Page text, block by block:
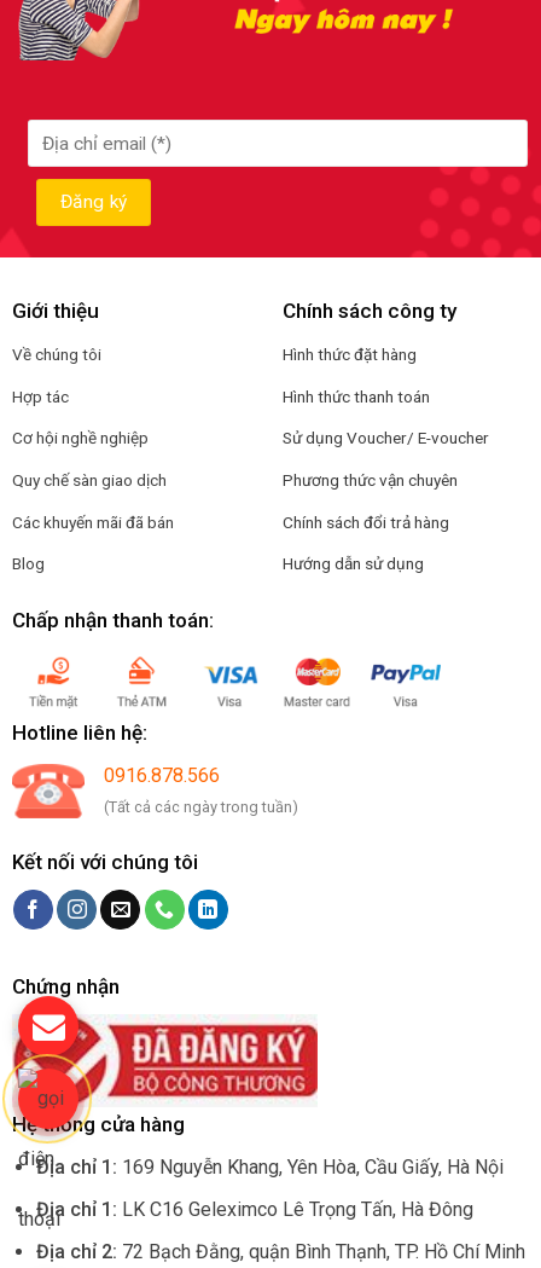
Giới thiệu
Về chúng tôi
Hợp tác
Cơ hội nghề nghiệp
Quy chế sàn giao dịch
Các khuyến mãi đã bán
Blog
Chính sách công ty
Hình thức đặt hàng
Hình thức thanh toán
Sử dụng Voucher/ E-voucher
Phương thức vận chuyên
Chính sách đổi trả hàng
Hướng dẫn sử dụng
Chấp nhận thanh toán:
Hotline liên hệ:
0916.878.566
(Tất cả các ngày trong tuần)
Kết nối với chúng tôi
Chứng nhận
Hệ thống cửa hàng
Địa chỉ 1: 169 Nguyễn Khang, Yên Hòa, Cầu Giấy, Hà Nội
Địa chỉ 1: LK C16 Geleximco Lê Trọng Tấn, Hà Đông
Địa chỉ 2: 72 Bạch Đằng, quận Bình Thạnh, TP. Hồ Chí Minh